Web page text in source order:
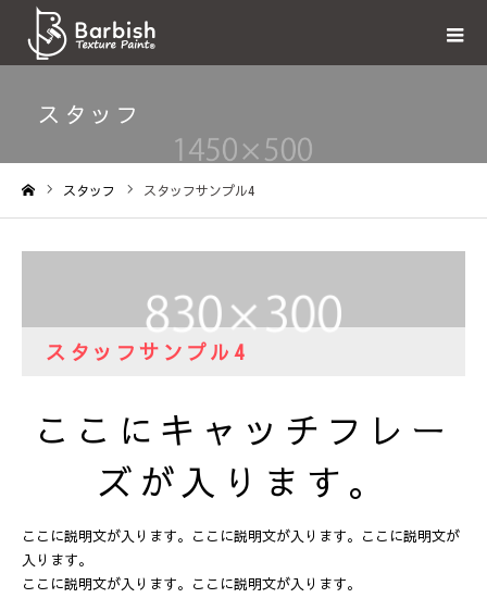
スタッフ
スタッフ スタッフサンプル4
スタッフサンプル4
ここにキャッチフレー
ズが入ります。
ここに説明文が入ります。ここに説明文が入ります。ここに説明文が
入ります。
ここに説明文が入ります。ここに説明文が入ります。